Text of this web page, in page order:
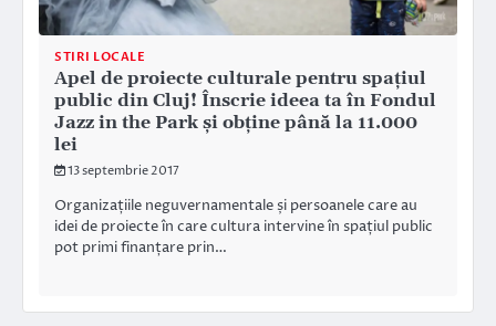
STIRI LOCALE
Apel de proiecte culturale pentru spațiul
public din Cluj! Înscrie ideea ta în Fondul
Jazz in the Park și obține până la 11.000
lei
13 septembrie 2017
Organizațiile neguvernamentale și persoanele care au
idei de proiecte în care cultura intervine în spațiul public
pot primi finanțare prin…